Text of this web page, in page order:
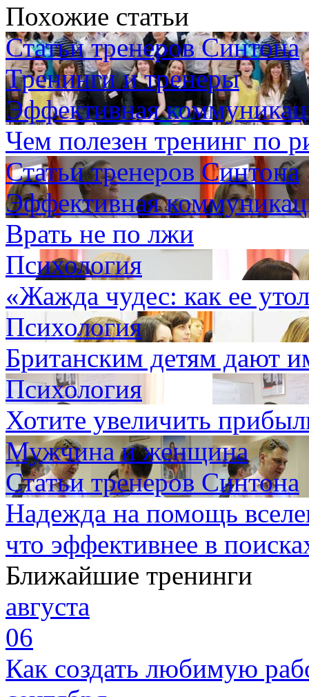
Похожие статьи
Статьи тренеров Синтона
Тренинги и тренеры
Эффективная
Чем полезен тренинг по
Статьи тренеров Синтона
Эффективная
Врать не по лжи
Психология
«Жажда чудес: как ее
Психология
Британским детям дают
Психология
Хотите увеличить
Мужчина и женщина
Статьи тренеров Синтона
Надежда на помощь
что эффективнее в
Ближайшие тренинги
августа
06
Как создать любимую